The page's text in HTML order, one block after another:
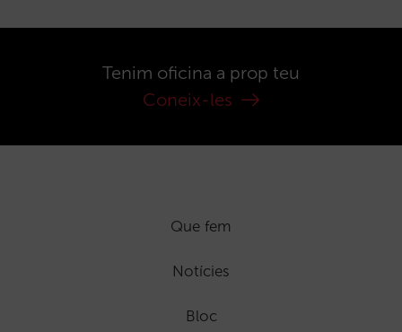
Tenim oficina a prop teu
Coneix-les
Que fem
Notícies
Bloc